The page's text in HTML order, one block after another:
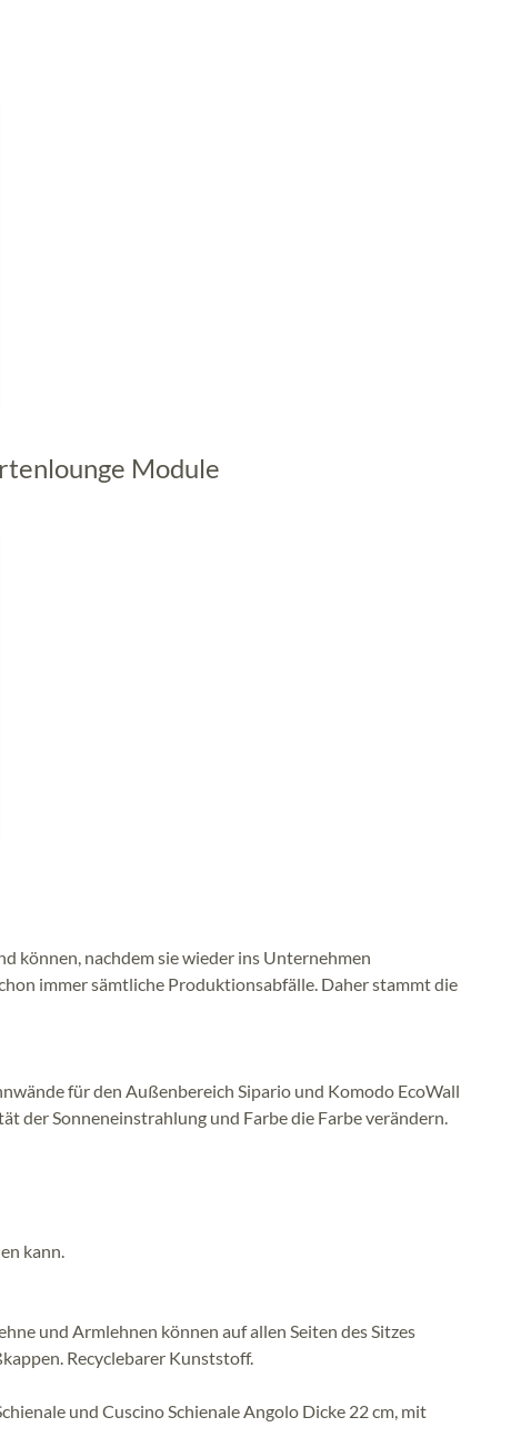
Module
können, nachdem sie wieder ins Unternehmen
immer sämtliche Produktionsabfälle. Daher stammt die
für den Außenbereich Sipario und Komodo EcoWall
der Sonneneinstrahlung und Farbe die Farbe verändern.
kann.
und Armlehnen können auf allen Seiten des Sitzes
Recyclebarer Kunststoff.
und Cuscino Schienale Angolo Dicke 22 cm, mit